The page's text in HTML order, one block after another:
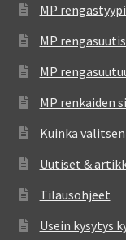
MP
MP
MP
MP renkaiden
Kuinka
Uutiset &
Tilausohjeet
Usein kysytys